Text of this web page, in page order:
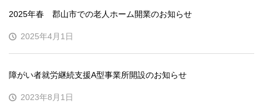
2025年春 郡山市での老人ホーム開業のお知らせ
2025年4月1日
障がい者就労継続支援A型事業所開設のお知らせ
2023年8月1日